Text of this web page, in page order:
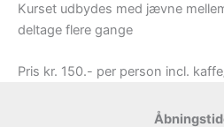
Kurset udbydes med jævne
deltage flere gange
Pris kr. 150.- per person incl.